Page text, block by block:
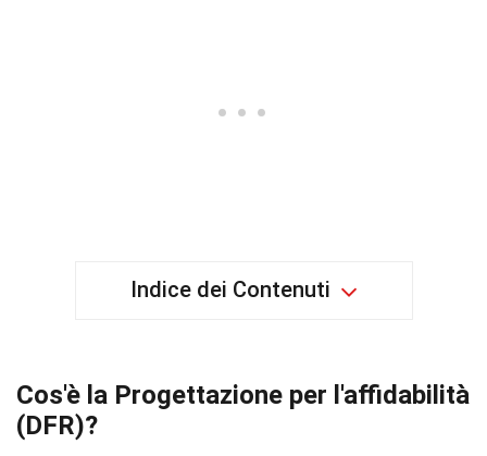
Indice dei Contenuti
Cos'è la Progettazione per l'affidabilità
(DFR)?